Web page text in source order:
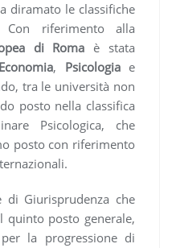
diramato le classifiche
Con riferimento alla
di Roma è stata
, Psicologiae
tra le università non
posto nella classifica
Psicologica, che
posto con riferimento
di Giurisprudenza che
quinto posto generale,
la progressione di